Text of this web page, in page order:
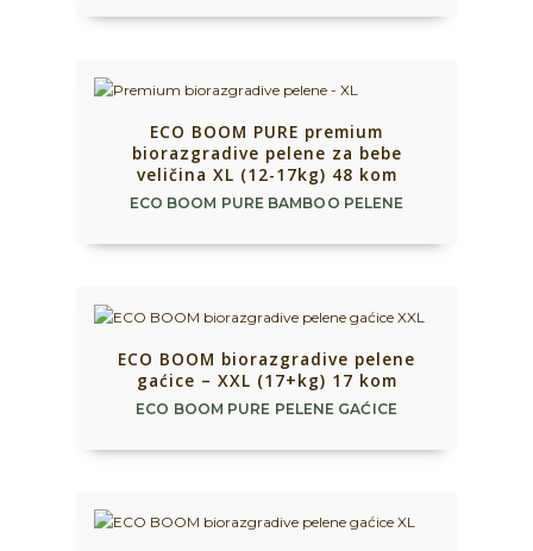
ECO BOOM PURE premium
biorazgradive pelene za bebe
veličina XL (12-17kg) 48 kom
ECO BOOM PURE BAMBOO PELENE
ECO BOOM biorazgradive pelene
gaćice – XXL (17+kg) 17 kom
ECO BOOM PURE PELENE GAĆICE